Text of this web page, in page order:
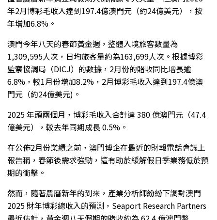
年2月博彩毛收入達到197.4億澳門元（約24億美元），按
年增加6.8%。
澳門今年八天的春節黃金週，整體入境旅客數量為
1,309,595人次，日均旅客量約為163,699人次。根據博彩
監察協調局（DICJ）的數據，2月份的賭收同比增長逾
6.8%，較1月份增加8.2%，2月博彩毛收入達到197.4億澳
門元（約24億美元)。
2025 年頭兩個月，博彩毛收入合計達 380 億澳門元（47.4
億美元），較去年同期成長 0.5%。
在公佈2月份業績之前，澳門博企在最近的財報電話會議上
報告稱，春節後需求強勁，這有助於緩解假日季業務低於預
期的衝擊。
然而，隨著農曆新年的到來，產業分析師紛紛下調對澳門
2025 財年博彩總收入的預測，Seaport Research Partners